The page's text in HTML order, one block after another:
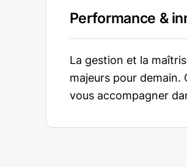
Performance &
La gestion et la
majeurs pour demain.
vous accompagner